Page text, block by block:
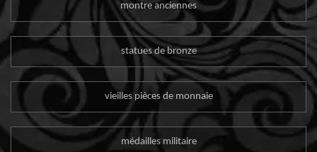
montre anciennes
statues de bronze
vieilles pièces de monnaie
médailles militaire